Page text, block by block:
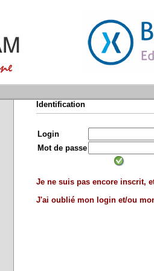
Identification
Login
Mot de passe
Je ne suis pas encore inscrit,
J'ai oublié mon login et/ou